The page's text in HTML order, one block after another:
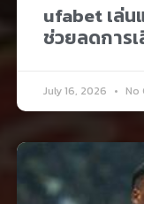
ufabet เล่น
ช่วยลดการ
July 16, 2026 No